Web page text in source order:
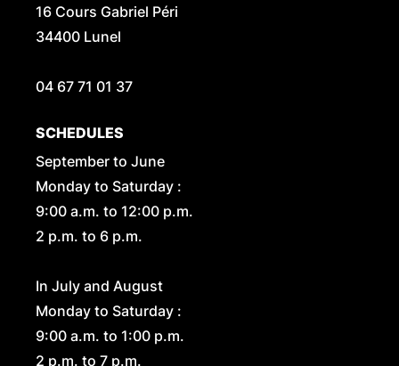
16 Cours Gabriel Péri
34400 Lunel
04 67 71 01 37
SCHEDULES
September to June
Monday to Saturday :
9:00 a.m. to 12:00 p.m.
2 p.m. to 6 p.m.
In July and August
Monday to Saturday :
9:00 a.m. to 1:00 p.m.
2 p.m. to 7 p.m.